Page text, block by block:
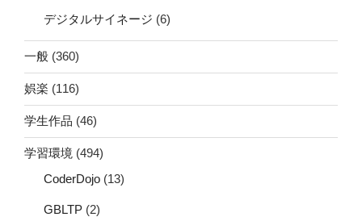
デジタルサイネージ (6)
一般 (360)
娯楽 (116)
学生作品 (46)
学習環境 (494)
CoderDojo (13)
GBLTP (2)